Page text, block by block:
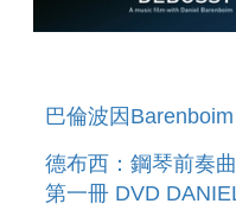
巴倫波因Barenboim
德布西：鋼琴前奏曲
第一冊 DVD DANIEL